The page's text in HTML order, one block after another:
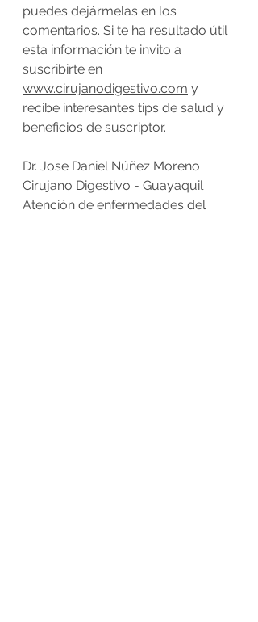
puedes dejármelas en los
comentarios. Si te ha resultado útil
esta información te invito a
suscribirte en
www.cirujanodigestivo.com y
recibe interesantes tips de salud y
beneficios de suscriptor.
Dr. Jose Daniel Núñez Moreno
Cirujano Digestivo - Guayaquil
Atención de enfermedades del